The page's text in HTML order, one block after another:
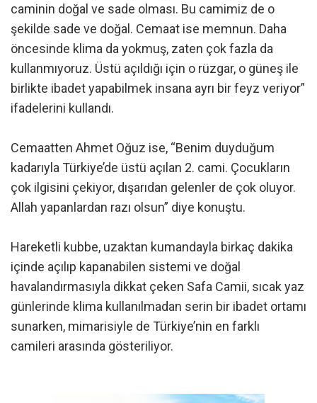
caminin doğal ve sade olması. Bu camimiz de o
şekilde sade ve doğal. Cemaat ise memnun. Daha
öncesinde klima da yokmuş, zaten çok fazla da
kullanmıyoruz. Üstü açıldığı için o rüzgar, o güneş ile
birlikte ibadet yapabilmek insana ayrı bir feyz veriyor”
ifadelerini kullandı.
Cemaatten Ahmet Oğuz ise, “Benim duyduğum
kadarıyla Türkiye’de üstü açılan 2. cami. Çocukların
çok ilgisini çekiyor, dışarıdan gelenler de çok oluyor.
Allah yapanlardan razı olsun” diye konuştu.
Hareketli kubbe, uzaktan kumandayla birkaç dakika
içinde açılıp kapanabilen sistemi ve doğal
havalandırmasıyla dikkat çeken Safa Camii, sıcak yaz
günlerinde klima kullanılmadan serin bir ibadet ortamı
sunarken, mimarisiyle de Türkiye’nin en farklı
camileri arasında gösteriliyor.